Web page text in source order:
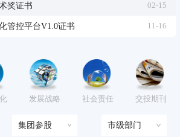
奖证书 02-15
管控平台V1.0证书 11-16
发展战略 社会责任 交投期刊
集团参股 市级部门